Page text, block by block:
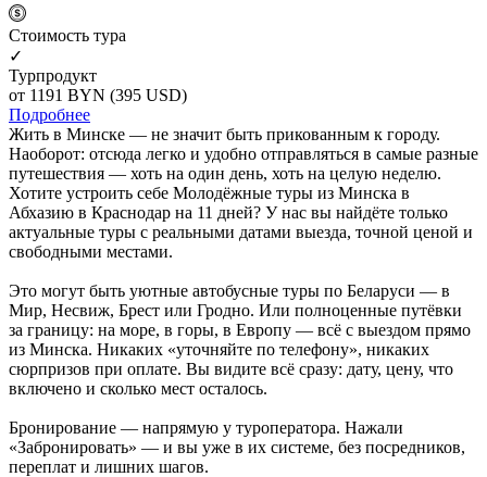
Cтоимость тура
✓
Турпродукт
от 1191 BYN (395 USD)
Подробнее
Жить в Минске — не значит быть прикованным к городу.
Наоборот: отсюда легко и удобно отправляться в самые разные
путешествия — хоть на один день, хоть на целую неделю.
Хотите устроить себе Молодёжные туры из Минска в
Абхазию в Краснодар на 11 дней? У нас вы найдёте только
актуальные туры с реальными датами выезда, точной ценой и
свободными местами.
Это могут быть уютные автобусные туры по Беларуси — в
Мир, Несвиж, Брест или Гродно. Или полноценные путёвки
за границу: на море, в горы, в Европу — всё с выездом прямо
из Минска. Никаких «уточняйте по телефону», никаких
сюрпризов при оплате. Вы видите всё сразу: дату, цену, что
включено и сколько мест осталось.
Бронирование — напрямую у туроператора. Нажали
«Забронировать» — и вы уже в их системе, без посредников,
переплат и лишних шагов.